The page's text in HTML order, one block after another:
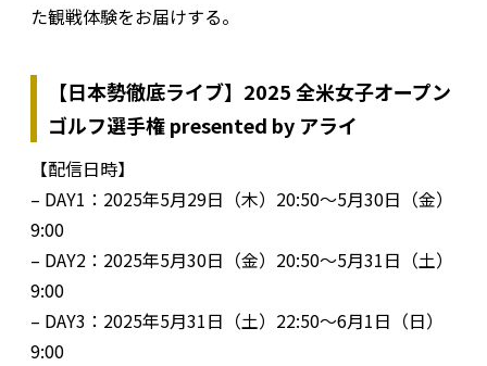
た観戦体験をお届けする。
【日本勢徹底ライブ】2025 全米女子オープン
ゴルフ選手権 presented by アライ
【配信日時】
– DAY1：2025年5月29日（木）20:50～5月30日（金）
9:00
– DAY2：2025年5月30日（金）20:50～5月31日（土）
9:00
– DAY3：2025年5月31日（土）22:50～6月1日（日）
9:00